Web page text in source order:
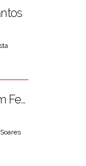
Lançamento Santos Film Fest